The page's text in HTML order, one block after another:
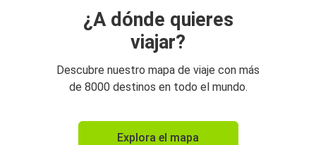
¿A dónde quieres
viajar?
Descubre nuestro mapa de viaje con más
de 8000 destinos en todo el mundo.
Explora el mapa